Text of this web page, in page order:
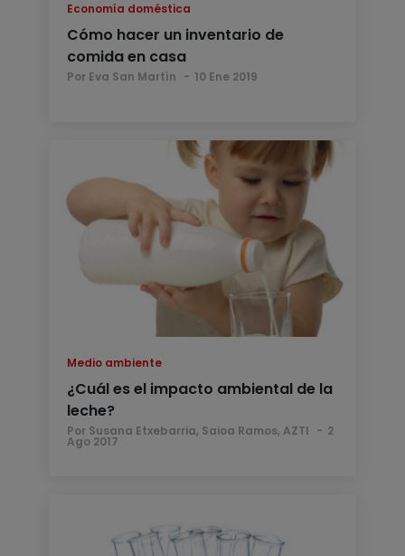
Economía doméstica
Cómo hacer un inventario de
comida en casa
Por Eva San Martín 10 Ene 2019
Medio ambiente
¿Cuál es el impacto ambiental de la
leche?
Por Susana Etxebarria, Saioa Ramos, AZTI 2
Ago 2017